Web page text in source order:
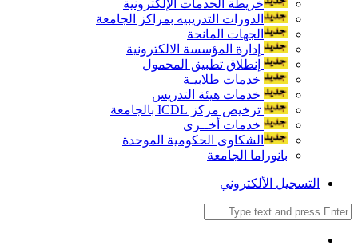
خريطة الخدمات الإلكترونية
الدورات التدريبيه بمراكز الجامعة
الجهات المانحة
إدارة المؤسسة الالكترونية
إنطلاق تطبيق المحمول
خدمات طلابيـة
خدمات هيئة التدريس
ترخيص مركز ICDL بالجامعة
خدمات أخــرى
الشكاوى الحكومية الموحدة
بانوراما الجامعة
التسجيل الألكتروني